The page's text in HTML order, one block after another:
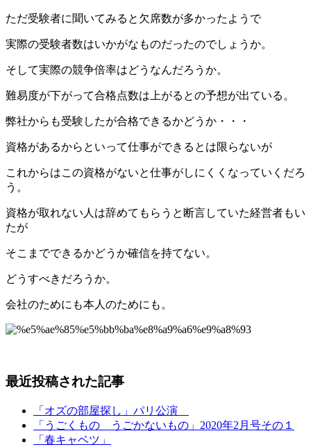
ただ受験者に聞いてみると欠席数が多かったようで
実際の受験者数はいかがなものだったのでしょうか。
そして実際の競争倍率はどうなんだろうか。
難易度が下がって合格点数は上がるとの予想が出ている。
弊社からも受験したが合格できるかどうか・・・
資格があるからといって仕事ができるとは限らないが
これからはこの資格がないと仕事がしにくくなっていくだろ
う。
資格が取れない人は辞めてもらうと断言していた経営者もい
たが
そこまでできるかどうか確信を持てない。
どうすべきだろうか。
会社のためにも本人のためにも。
最近投稿された記事
「オズの部屋探し」パリ公演
「うごくもの うごかないもの」2020年2月号その１
「春キャベツ」